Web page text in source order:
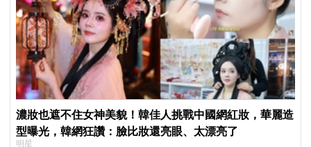
濃妝也遮不住女神美貌！韓佳人挑戰中國網紅妝，華麗造
型曝光，韓網狂讚：臉比妝還亮眼、太漂亮了
明星